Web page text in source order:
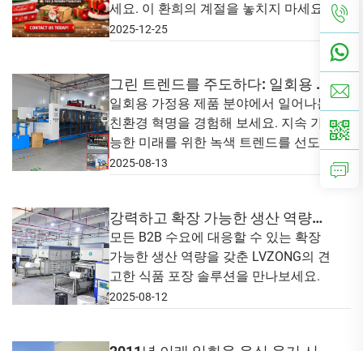
세요. 이 환희의 계절을 놓치지 마세요!
2025-12-25
그린 트렌드를 주도하다: 일회용 가
정용품의 친환경 혁명
일회용 가정용 제품 분야에서 일어나는
친환경 혁명을 경험해 보세요. 지속 가
능한 미래를 위한 녹색 트렌드를 선도하
는 LVZONG과 함께하세요.
2025-08-13
강력하고 확장 가능한 생산 역량을
통해 식품 포장 분야에서 뛰어난 경
쟁력을 선보입니다
모든 B2B 수요에 대응할 수 있는 확장
가능한 생산 역량을 갖춘 LVZONG의 견
고한 식품 포장 솔루션을 만나보세요.
2025-08-12